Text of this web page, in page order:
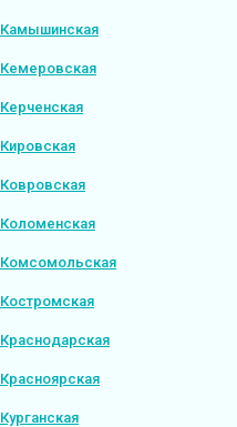
Камышинская
Кемеровская
Керченская
Кировская
Ковровская
Коломенская
Комсомольская
Костромская
Краснодарская
Красноярская
Курганская